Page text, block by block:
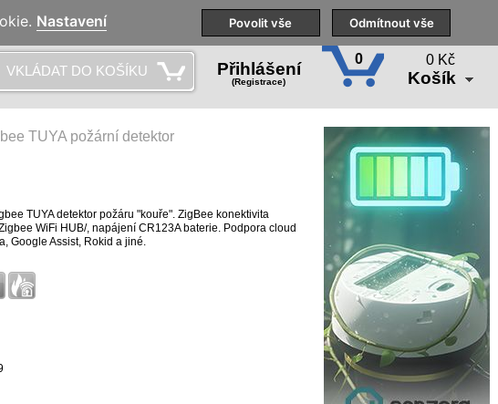
Naše pobočky Technická podpora Školení
VKLÁDAT DO KOŠÍKU Přihlášení
(Registrace)
0 0 Kč
Košík
TUYA požární detektor
TUYA detektor požáru "kouře". ZigBee konektivita
WiFi HUB/, napájení CR123A baterie. Podpora cloud
Google Assist, Rokid a jiné.
Nastavení Povolit vše Odmítnout vše